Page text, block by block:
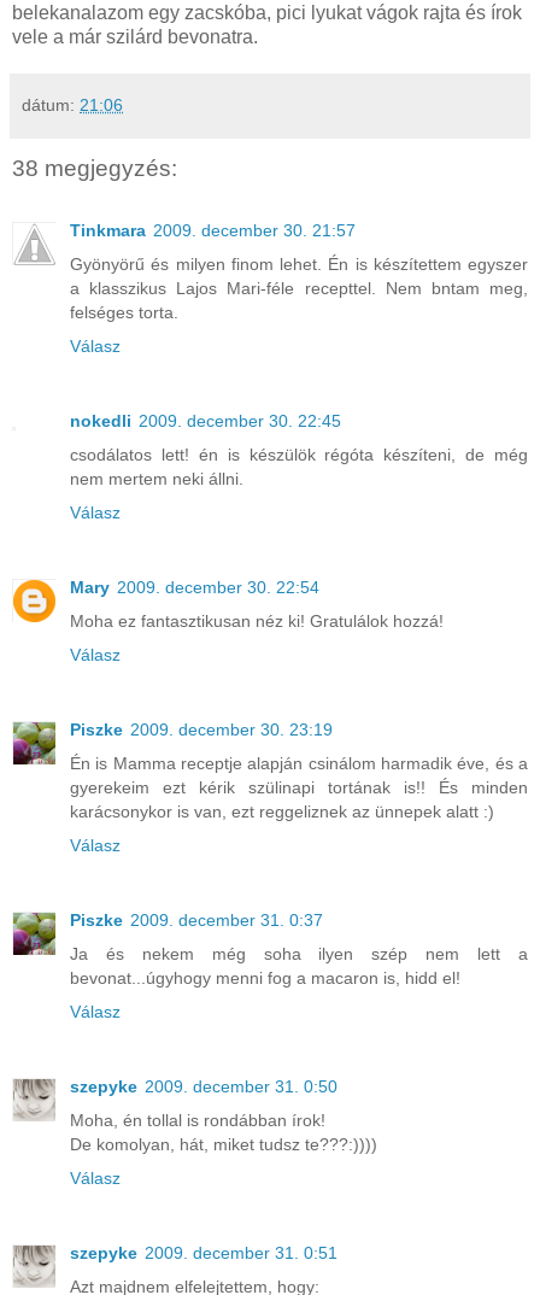
belekanalazom egy zacskóba, pici lyukat vágok rajta és írok
vele a már szilárd bevonatra.
dátum: 21:06
38 megjegyzés:
Tinkmara 2009. december 30. 21:57
Gyönyörű és milyen finom lehet. Én is készítettem egyszer
a klasszikus Lajos Mari-féle recepttel. Nem bntam meg,
felséges torta.
Válasz
nokedli 2009. december 30. 22:45
csodálatos lett! én is készülök régóta készíteni, de még
nem mertem neki állni.
Válasz
Mary 2009. december 30. 22:54
Moha ez fantasztikusan néz ki! Gratulálok hozzá!
Válasz
Piszke 2009. december 30. 23:19
Én is Mamma receptje alapján csinálom harmadik éve, és a
gyerekeim ezt kérik szülinapi tortának is!! És minden
karácsonykor is van, ezt reggeliznek az ünnepek alatt :)
Válasz
Piszke 2009. december 31. 0:37
Ja és nekem még soha ilyen szép nem lett a
bevonat...úgyhogy menni fog a macaron is, hidd el!
Válasz
szepyke 2009. december 31. 0:50
Moha, én tollal is rondábban írok!
De komolyan, hát, miket tudsz te???:))))
Válasz
szepyke 2009. december 31. 0:51
Azt majdnem elfelejtettem, hogy: